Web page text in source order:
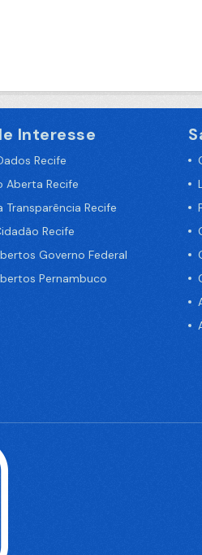
Interesse
Recife
Aberta Recife
Transparência Recife
Recife
Governo Federal
Pernambuco